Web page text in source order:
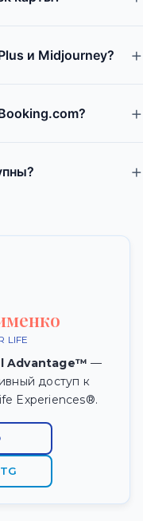
и Midjourney?
LIFE
Advantage™ —
доступ к
Experiences®.